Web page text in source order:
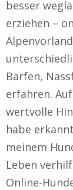
besser
erziehen –
Barfen,
erfahren.
wertvolle
habe
meinem
Leben
Online-